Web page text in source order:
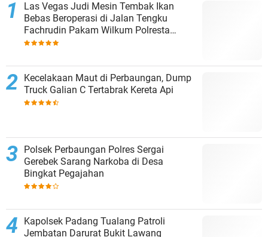
Las Vegas Judi Mesin Tembak Ikan
Bebas Beroperasi di Jalan Tengku
Fachrudin Pakam Wilkum Polresta
Deliserdang
Kecelakaan Maut di Perbaungan, Dump
Truck Galian C Tertabrak Kereta Api
Polsek Perbaungan Polres Sergai
Gerebek Sarang Narkoba di Desa
Bingkat Pegajahan
Kapolsek Padang Tualang Patroli
Jembatan Darurat Bukit Lawang